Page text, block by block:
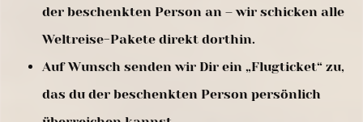
der beschenkten Person an – wir schicken alle
Weltreise-Pakete direkt dorthin.
Auf Wunsch senden wir Dir ein „Flugticket“ zu,
das du der beschenkten Person persönlich